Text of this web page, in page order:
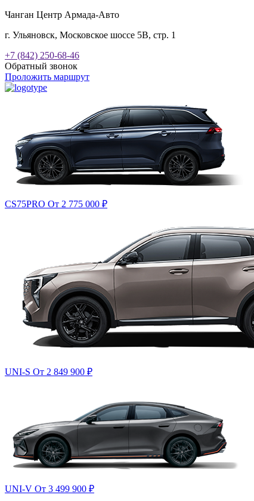
Чанган Центр Армада-Авто
г. Ульяновск, Московское шоссе 5В, стр. 1
+7 (842) 250-68-46
Обратный звонок
Проложить маршрут
CS75PRO От 2 775 000 ₽
UNI-S От 2 849 900 ₽
UNI-V От 3 499 900 ₽